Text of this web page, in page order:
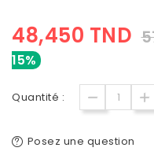
48,450 TND
15%
Quantité :
Posez une question